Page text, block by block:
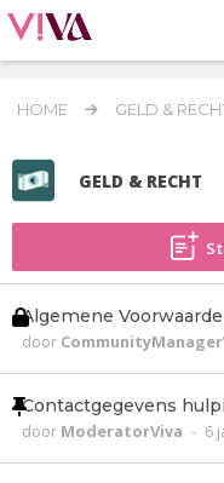
HOME GELD &
GELD & RECHT
Algemene
door
Contactgegevens
door ModeratorViva - 6